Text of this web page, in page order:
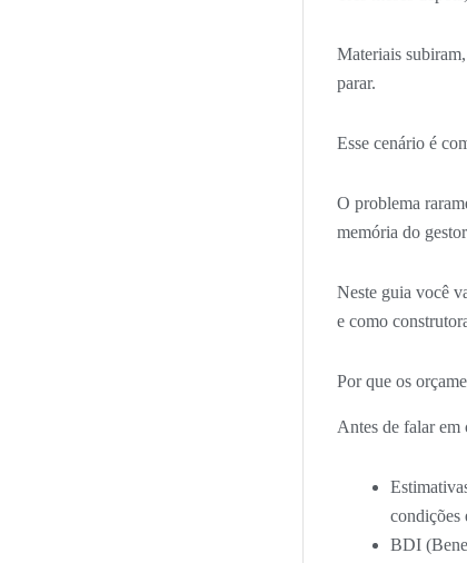
Materiais
parar.
Esse cenário é
O problema
memória do
Neste guia você
e como
Por que os
Antes de falar em
condições
BDI